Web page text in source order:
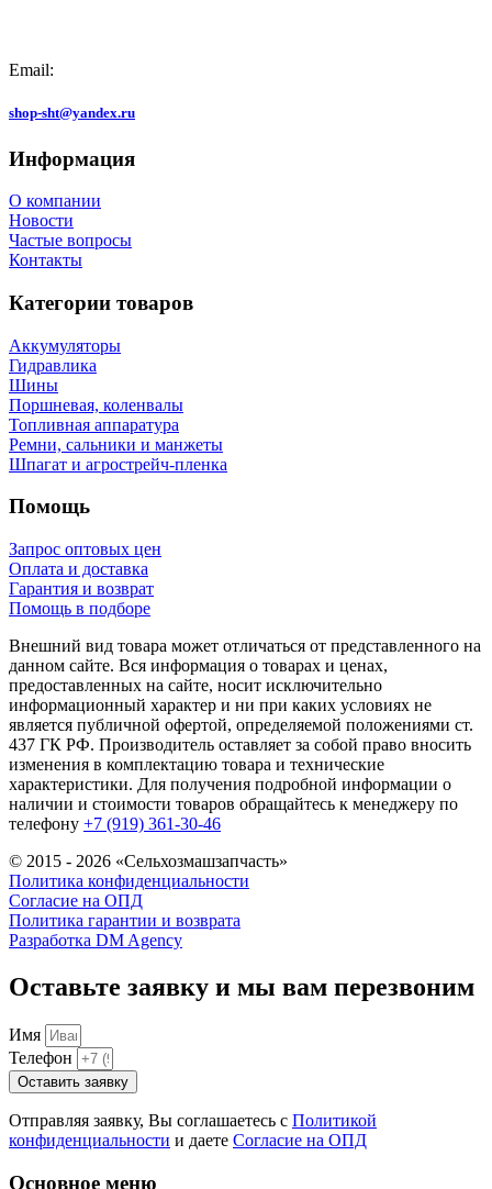
Email:
shop-sht@yandex.ru
Информация
О компании
Новости
Частые вопросы
Контакты
Категории товаров
Аккумуляторы
Гидравлика
Шины
Поршневая, коленвалы
Топливная аппаратура
Ремни, сальники и манжеты
Шпагат и агрострейч-пленка
Помощь
Запрос оптовых цен
Оплата и доставка
Гарантия и возврат
Помощь в подборе
Внешний вид товара может отличаться от представленного на
данном сайте. Вся информация о товарах и ценах,
предоставленных на сайте, носит исключительно
информационный характер и ни при каких условиях не
является публичной офертой, определяемой положениями ст.
437 ГК РФ. Производитель оставляет за собой право вносить
изменения в комплектацию товара и технические
характеристики. Для получения подробной информации о
наличии и стоимости товаров обращайтесь к менеджеру по
телефону +7 (919) 361-30-46
© 2015 - 2026 «Сельхозмашзапчасть»
Политика конфиденциальности
Согласие на ОПД
Политика гарантии и возврата
Разработка DM Agency
Оставьте заявку и мы вам перезвоним
Имя
Телефон
Оставить заявку
Отправляя заявку, Вы соглашаетесь с Политикой
конфиденциальности и даете Согласие на ОПД
Основное меню